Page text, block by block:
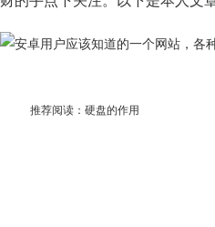
推荐阅读： 硬盘的作用